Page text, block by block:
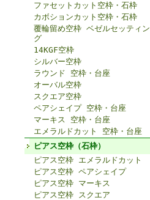
ファセットカット空枠・石枠
カボションカット空枠・石枠
覆輪留め空枠 ベゼルセッティン
グ
14KGF空枠
シルバー空枠
ラウンド 空枠・台座
オーバル空枠
スクエア空枠
ペアシェイプ 空枠・台座
マーキス 空枠・台座
エメラルドカット 空枠・台座
ピアス空枠（石枠）
ピアス空枠 エメラルドカット
ピアス空枠 ペアシェイプ
ピアス空枠 マーキス
ピアス空枠 スクエア